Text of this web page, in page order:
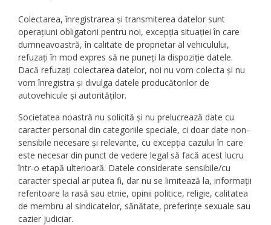
Colectarea, înregistrarea și transmiterea datelor sunt
operațiuni obligatorii pentru noi, excepția situației în care
dumneavoastră, în calitate de proprietar al vehiculului,
refuzați în mod expres să ne puneți la dispoziție datele.
Dacă refuzați colectarea datelor, noi nu vom colecta și nu
vom înregistra și divulga datele producătorilor de
autovehicule și autorităților.
Societatea noastră nu solicită și nu prelucrează date cu
caracter personal din categoriile speciale, ci doar date non-
sensibile necesare și relevante, cu excepția cazului în care
este necesar din punct de vedere legal să facă acest lucru
într-o etapă ulterioară. Datele considerate sensibile/cu
caracter special ar putea fi, dar nu se limitează la, informații
referitoare la rasă sau etnie, opinii politice, religie, calitatea
de membru al sindicatelor, sănătate, preferințe sexuale sau
cazier judiciar.